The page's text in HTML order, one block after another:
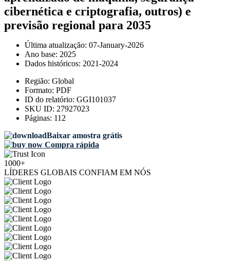
cibernética e criptografia, outros) e
previsão regional para 2035
Última atualização: 07-January-2026
Ano base: 2025
Dados históricos: 2021-2024
Região: Global
Formato: PDF
ID do relatório: GGI101037
SKU ID: 27927023
Páginas: 112
Baixar amostra grátis
Compra rápida
1000+
LÍDERES GLOBAIS CONFIAM EM NÓS